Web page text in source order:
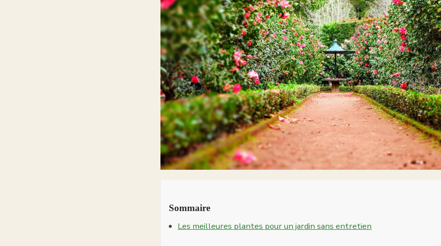
Sommaire
Les meilleures plantes pour un jardin sans entretien